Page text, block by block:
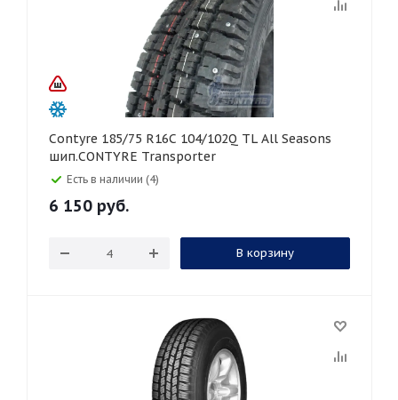
40 45 45
55 65 70 75
Contyre 185/75 R16C 104/102Q TL All Seasons
шип.CONTYRE Transporter
Есть в наличии (4)
6 150 руб.
В корзину